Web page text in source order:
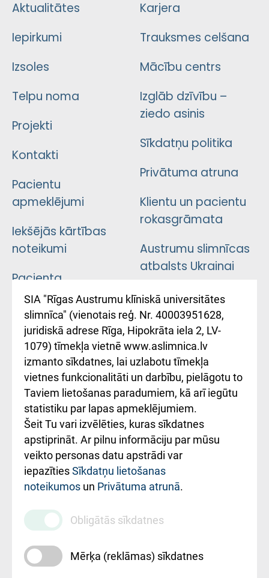
Aktualitātes
Iepirkumi
Izsoles
Telpu noma
Projekti
Kontakti
Pacientu
apmeklējumi
Iekšējās kārtības
noteikumi
Pacienta
atsauksmju/sūdzību
iesniegšanas
kārtība
Kā pie mums nokļūt
Rēķinu apmaksas
ceļvedis
Rekvizīti un
ārstniecības
iestādes kods
010000234
Maksas
pakalpojumu
cenrādis
Karjera
Trauksmes celšana
Mācību centrs
Izglāb dzīvību –
ziedo asinis
Sīkdatņu politika
Privātuma atruna
Klientu un pacientu
rokasgrāmata
Austrumu slimnīcas
atbalsts Ukrainai
Підтримка Східної
лікарні та співпраця з
Україною
SIA "Rīgas Austrumu klīniskā universitātes
slimnīca" (vienotais reģ. Nr. 40003951628,
juridiskā adrese Rīga, Hipokrāta iela 2, LV-
1079) tīmekļa vietnē www.aslimnica.lv
izmanto sīkdatnes, lai uzlabotu tīmekļa
vietnes funkcionalitāti un darbību, pielāgotu to
Taviem lietošanas paradumiem, kā arī iegūtu
statistiku par lapas apmeklējumiem.
Šeit Tu vari izvēlēties, kuras sīkdatnes
apstiprināt. Ar pilnu informāciju par mūsu
veikto personas datu apstrādi var
iepazītiesSīkdatņu lietošanas
noteikumos un Privātuma atrunā.
Obligātās sīkdatnes
Mērķa (reklāmas) sīkdatnes